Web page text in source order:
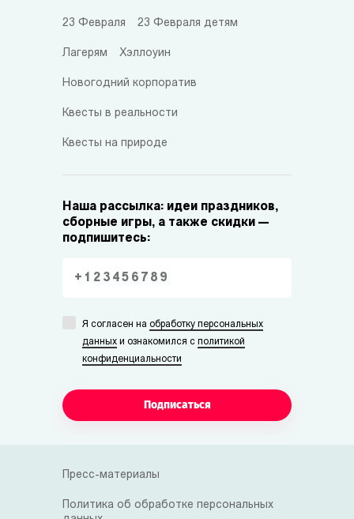
23 Февраля 23 Февраля детям
Лагерям Хэллоуин
Новогодний корпоратив
Квесты в реальности
Квесты на природе
Наша рассылка: идеи праздников,
сборные игры, а также скидки —
подпишитесь:
Я согласен на обработку персональных
данных и ознакомился с политикой
конфиденциальности
Подписаться
Пресс-материалы
Политика об обработке персональных